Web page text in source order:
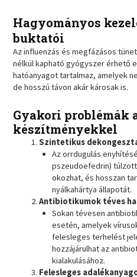
Hagyományos
buktatói
Az influenzás és megfázásos
nélkül kapható gyógyszer érhető
hatóanyagot tartalmaz, amelyek
de hosszú távon akár károsak is.
Gyakori problémák
készítményekkel
Szintetikus
Az orrdugulás
pszeudoefedrin)
okozhat, és hosszan
nyálkahártya állapotát.
Antibiotikumok téves
Sokan tévesen
esetén, amelyek
felesleges terhelést
hozzájárulhat az
kialakulásához.
Felesleges